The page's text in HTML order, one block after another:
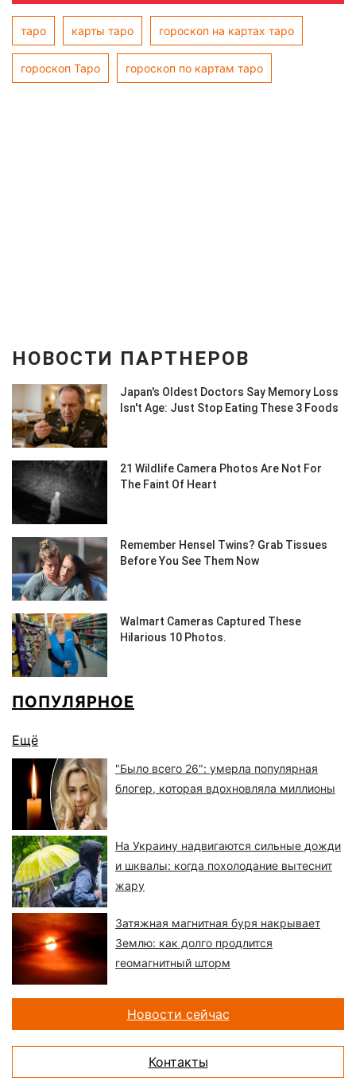
таро карты таро гороскоп на картах таро
гороскоп Таро гороскоп по картам таро
ПОПУЛЯРНОЕ
Ещё
"Было всего 26": умерла популярная
блогер, которая вдохновляла миллионы
На Украину надвигаются сильные дожди
и шквалы: когда похолодание вытеснит
жару
Затяжная магнитная буря накрывает
Землю: как долго продлится
геомагнитный шторм
Новости сейчас
Контакты